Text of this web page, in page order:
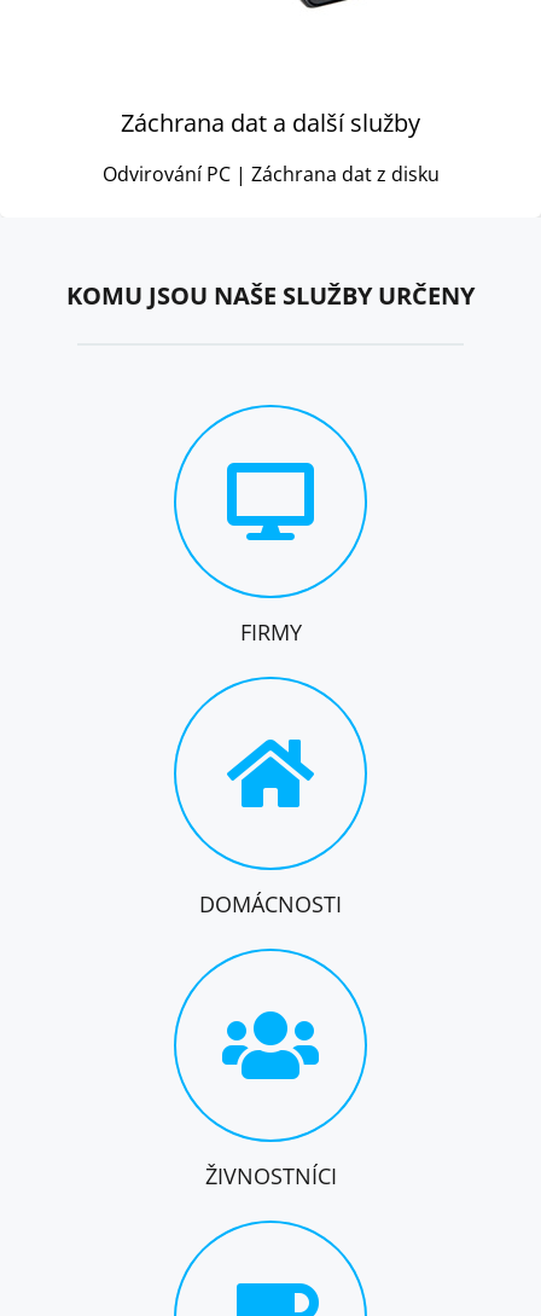
Záchrana dat a další služby
Odvirování PC | Záchrana dat z disku
KOMU JSOU NAŠE SLUŽBY URČENY
FIRMY
DOMÁCNOSTI
ŽIVNOSTNÍCI